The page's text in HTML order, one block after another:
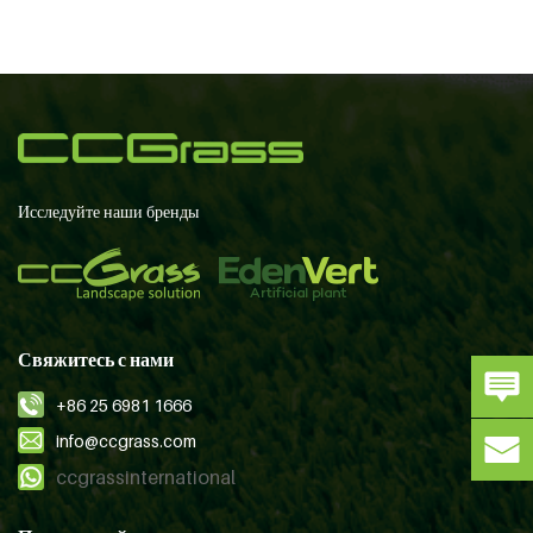
Исследуйте наши бренды
Свяжитесь с нами
+86 25 6981 1666
info@ccgrass.com
ccgrassinternational